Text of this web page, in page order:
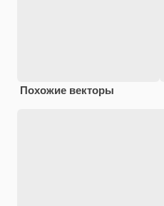
Похожие векторы